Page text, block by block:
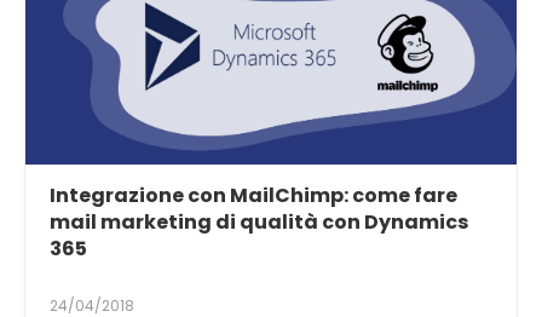
Integrazione con MailChimp: come fare
mail marketing di qualità con Dynamics
365
24/04/2018